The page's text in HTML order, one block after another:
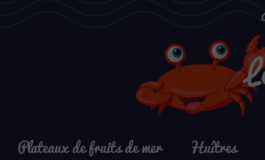
Plateaux de fruits de mer Huîtres